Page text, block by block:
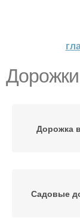
Дорожка
Садовые